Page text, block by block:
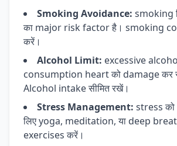
Smoking Avoidance: smoking
का major risk factor है। smoking
करें।
Alcohol Limit: excessive
consumption heart को damage कर
Alcohol intake सीमित रखें।
Stress Management: stress
लिए yoga, meditation, या deep
exercises करें।